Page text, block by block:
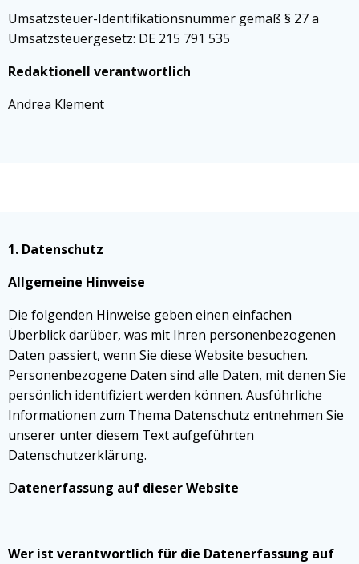
Umsatzsteuer-Identifikationsnummer gemäß § 27 a
Umsatzsteuergesetz: DE 215 791 535
Redaktionell verantwortlich
Andrea Klement
1. Datenschutz
Allgemeine Hinweise
Die folgenden Hinweise geben einen einfachen
Überblick darüber, was mit Ihren personenbezogenen
Daten passiert, wenn Sie diese Website besuchen.
Personenbezogene Daten sind alle Daten, mit denen Sie
persönlich identifiziert werden können. Ausführliche
Informationen zum Thema Datenschutz entnehmen Sie
unserer unter diesem Text aufgeführten
Datenschutzerklärung.
Datenerfassung auf dieser Website
Wer ist verantwortlich für die Datenerfassung auf